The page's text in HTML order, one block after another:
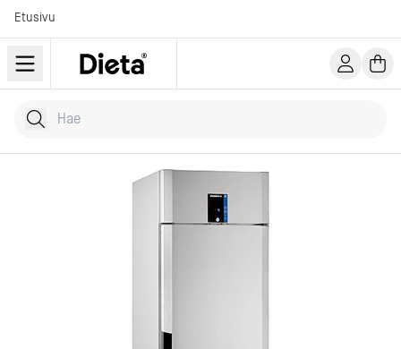
Etusivu
Hae tuotteita
Kirjoita hakusana...